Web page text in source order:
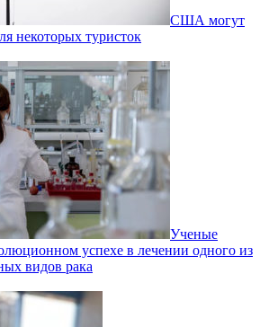
США могут
некоторых туристок
Ученые
успехе в лечении одного из
видов рака